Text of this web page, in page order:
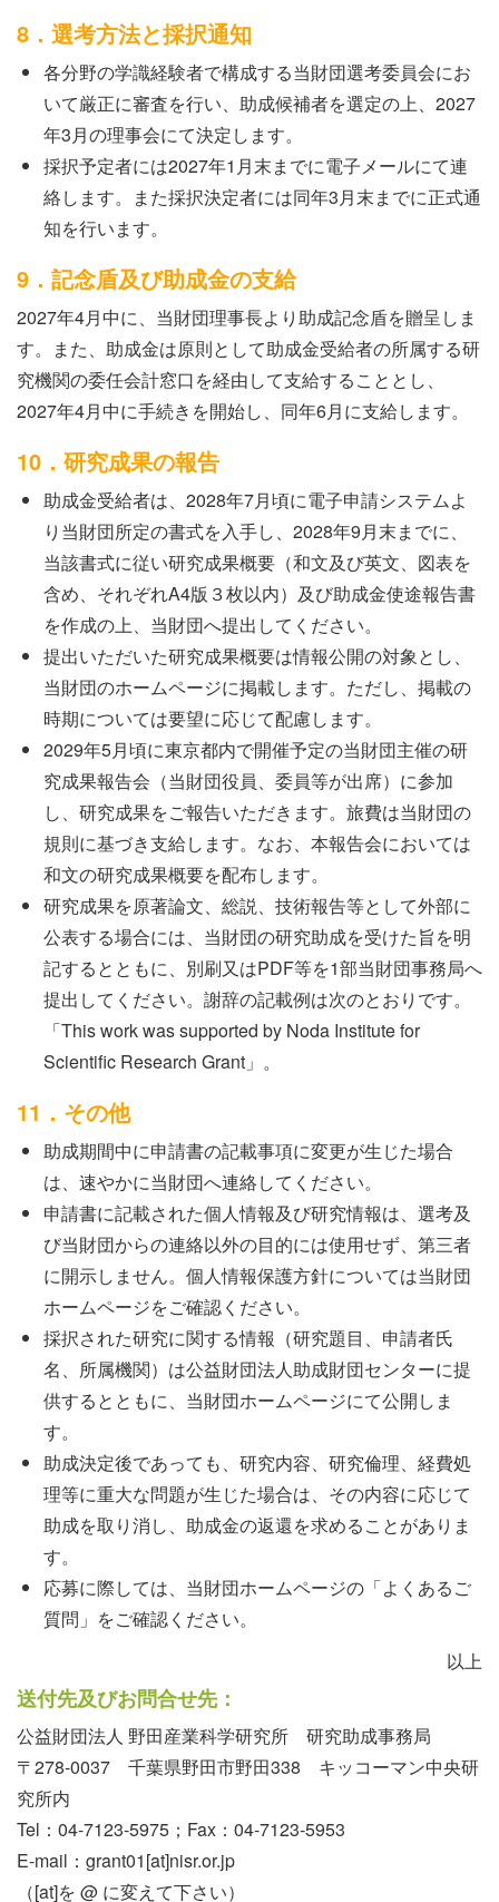
8．選考方法と採択通知
各分野の学識経験者で構成する当財団選考委員会にお
いて厳正に審査を行い、助成候補者を選定の上、2027
年3月の理事会にて決定します。
採択予定者には2027年1月末までに電子メールにて連
絡します。また採択決定者には同年3月末までに正式通
知を行います。
9．記念盾及び助成金の支給
2027年4月中に、当財団理事長より助成記念盾を贈呈しま
す。また、助成金は原則として助成金受給者の所属する研
究機関の委任会計窓口を経由して支給することとし、
2027年4月中に手続きを開始し、同年6月に支給します。
10．研究成果の報告
助成金受給者は、2028年7月頃に電子申請システムよ
り当財団所定の書式を入手し、2028年9月末までに、
当該書式に従い研究成果概要（和文及び英文、図表を
含め、それぞれA4版３枚以内）及び助成金使途報告書
を作成の上、当財団へ提出してください。
提出いただいた研究成果概要は情報公開の対象とし、
当財団のホームページに掲載します。ただし、掲載の
時期については要望に応じて配慮します。
2029年5月頃に東京都内で開催予定の当財団主催の研
究成果報告会（当財団役員、委員等が出席）に参加
し、研究成果をご報告いただきます。旅費は当財団の
規則に基づき支給します。なお、本報告会においては
和文の研究成果概要を配布します。
研究成果を原著論文、総説、技術報告等として外部に
公表する場合には、当財団の研究助成を受けた旨を明
記するとともに、別刷又はPDF等を1部当財団事務局へ
提出してください。謝辞の記載例は次のとおりです。
「This work was supported by Noda Institute for
Scientific Research Grant」。
11．その他
助成期間中に申請書の記載事項に変更が生じた場合
は、速やかに当財団へ連絡してください。
申請書に記載された個人情報及び研究情報は、選考及
び当財団からの連絡以外の目的には使用せず、第三者
に開示しません。個人情報保護方針については当財団
ホームページをご確認ください。
採択された研究に関する情報（研究題目、申請者氏
名、所属機関）は公益財団法人助成財団センターに提
供するとともに、当財団ホームページにて公開しま
す。
助成決定後であっても、研究内容、研究倫理、経費処
理等に重大な問題が生じた場合は、その内容に応じて
助成を取り消し、助成金の返還を求めることがありま
す。
応募に際しては、当財団ホームページの「よくあるご
質問」をご確認ください。
以上
送付先及びお問合せ先：
公益財団法人 野田産業科学研究所 研究助成事務局
〒278-0037 千葉県野田市野田338 キッコーマン中央研
究所内
Tel：04-7123-5975；Fax：04-7123-5953
E-mail：grant01[at]nisr.or.jp
（[at]を @ に変えて下さい）